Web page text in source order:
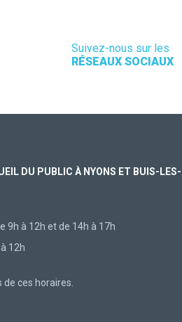
Suivez-nous sur les
RÉSEAUX SOCIAUX
DU PUBLIC À NYONS ET BUIS-LES-
9h à 12h et de 14h à 17h
12h
de ces horaires.